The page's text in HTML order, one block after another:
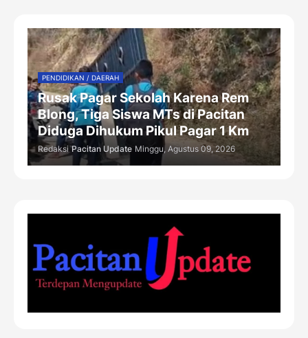
PENDIDIKAN / DAERAH
Rusak Pagar Sekolah Karena Rem
Blong, Tiga Siswa MTs di Pacitan
Diduga Dihukum Pikul Pagar 1 Km
Redaksi Pacitan Update Minggu, Agustus 09, 2026